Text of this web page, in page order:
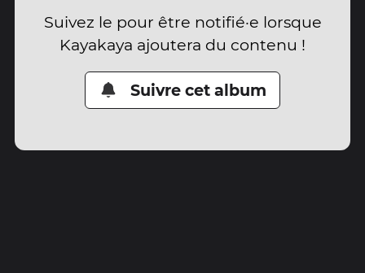
Suivez le pour être notifié·e lorsque
Kayakaya ajoutera du contenu !
Suivre cet album